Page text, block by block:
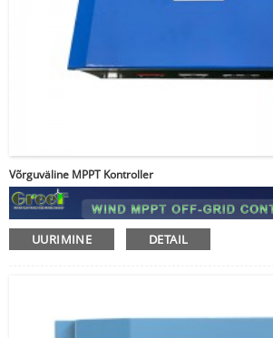
Võrguväline MPPT Kontroller
UURIMINE DETAIL
Sisestage parool